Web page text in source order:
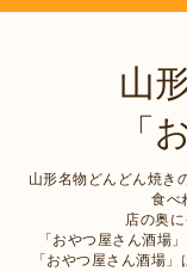
山
「
山形名物どんどん焼き
食べ
店の奥
「おやつ屋さん酒場
「おやつ屋さん酒場